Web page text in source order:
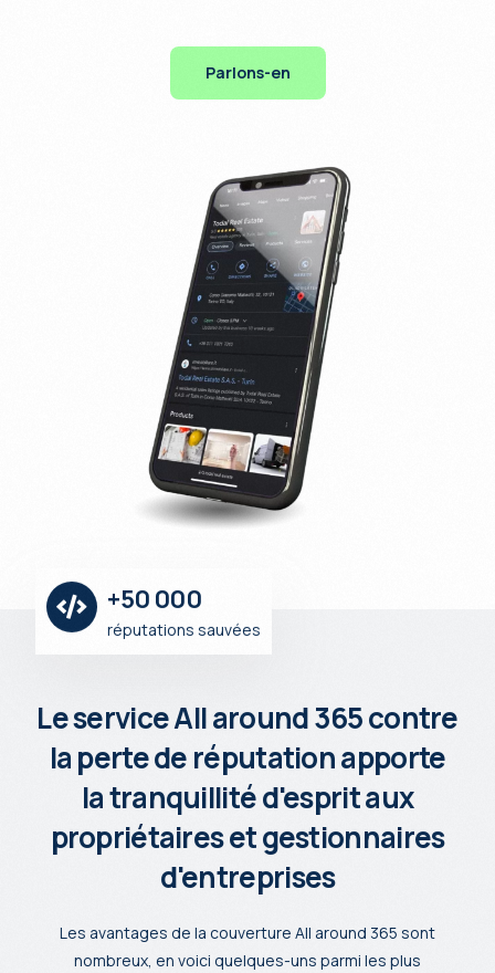
Parlons-en
+50 000
réputations sauvées
Le service All around 365 contre
la perte de réputation apporte
la tranquillité d'esprit aux
propriétaires et gestionnaires
d'entreprises
Les avantages de la couverture All around 365 sont
nombreux, en voici quelques-uns parmi les plus